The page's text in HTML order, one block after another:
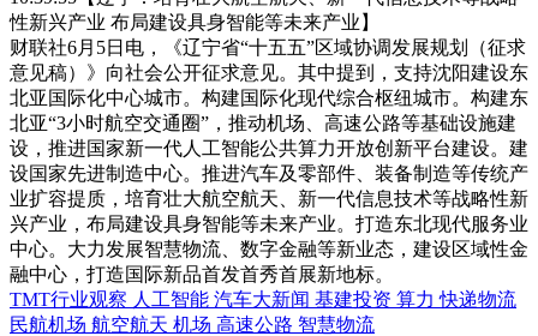
性新兴产业 布局建设具身智能等未来产业】
财联社6月5日电，《辽宁省“十五五”区域协调发展规划（征求
意见稿）》向社会公开征求意见。其中提到，支持沈阳建设东
北亚国际化中心城市。构建国际化现代综合枢纽城市。构建东
北亚“3小时航空交通圈”，推动机场、高速公路等基础设施建
设，推进国家新一代人工智能公共算力开放创新平台建设。建
设国家先进制造中心。推进汽车及零部件、装备制造等传统产
业扩容提质，培育壮大航空航天、新一代信息技术等战略性新
兴产业，布局建设具身智能等未来产业。打造东北现代服务业
中心。大力发展智慧物流、数字金融等新业态，建设区域性金
融中心，打造国际新品首发首秀首展新地标。
TMT行业观察 人工智能 汽车大新闻 基建投资 算力 快递物流
民航机场 航空航天 机场 高速公路 智慧物流